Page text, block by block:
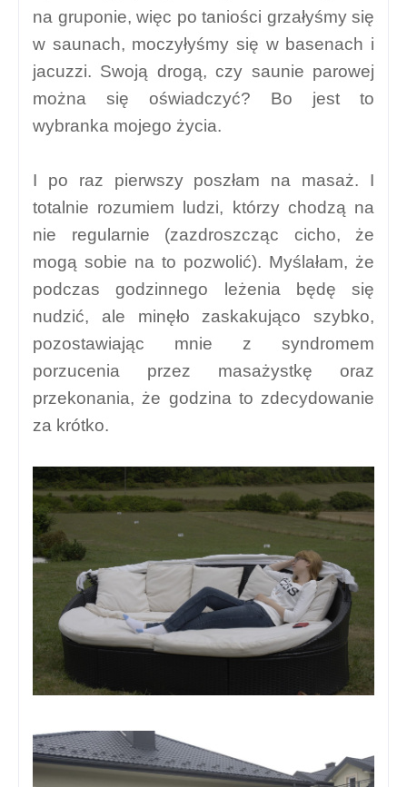
na gruponie, więc po taniości grzałyśmy się
w saunach, moczyłyśmy się w basenach i
jacuzzi. Swoją drogą, czy saunie parowej
można się oświadczyć? Bo jest to
wybranka mojego życia.
I po raz pierwszy poszłam na masaż. I
totalnie rozumiem ludzi, którzy chodzą na
nie regularnie (zazdroszcząc cicho, że
mogą sobie na to pozwolić). Myślałam, że
podczas godzinnego leżenia będę się
nudzić, ale minęło zaskakująco szybko,
pozostawiając mnie z syndromem
porzucenia przez masażystkę oraz
przekonania, że godzina to zdecydowanie
za krótko.